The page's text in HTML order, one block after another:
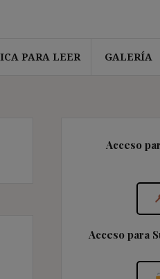
PARA LEER GALERÍA
Acceso
Acceso para